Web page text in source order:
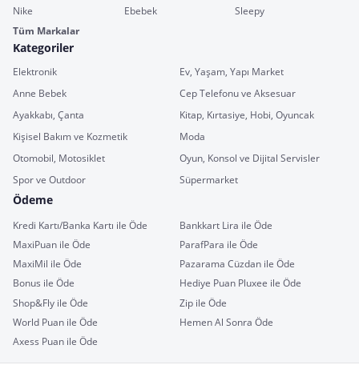
Nike
Ebebek
Sleepy
Tüm Markalar
Kategoriler
Elektronik
Ev, Yaşam, Yapı Market
Anne Bebek
Cep Telefonu ve Aksesuar
Ayakkabı, Çanta
Kitap, Kırtasiye, Hobi, Oyuncak
Kişisel Bakım ve Kozmetik
Moda
Otomobil, Motosiklet
Oyun, Konsol ve Dijital Servisler
Spor ve Outdoor
Süpermarket
Ödeme
Kredi Kartı/Banka Kartı ile Öde
Bankkart Lira ile Öde
MaxiPuan ile Öde
ParafPara ile Öde
MaxiMil ile Öde
Pazarama Cüzdan ile Öde
Bonus ile Öde
Hediye Puan Pluxee ile Öde
Shop&Fly ile Öde
Zip ile Öde
World Puan ile Öde
Hemen Al Sonra Öde
Axess Puan ile Öde